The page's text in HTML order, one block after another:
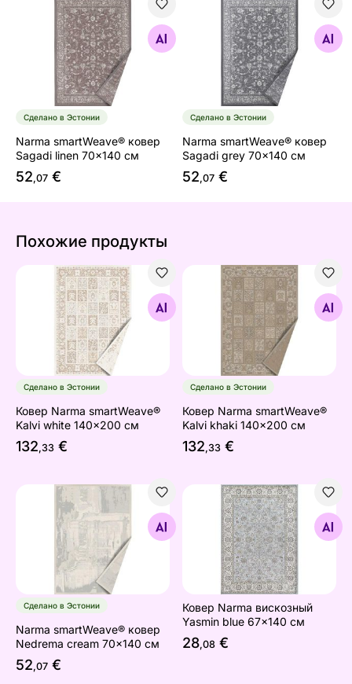
Narma smartWeave® ковер Sagadi linen 70x140 см
Найдите похожие
Сделано в Эстонии
Narma smartWeave® ковер
Sagadi linen 70x140 см
52,07 €
Narma smartWeave®
Найдите похожие
Сделано в Эстонии
Narma smartWeave® ковер
Sagadi grey 70x140 см
52,07 €
Похожие продукты
Ковер Narma smartWeave® Kalvi white 140x200 см
Найдите похожие
Сделано в Эстонии
Ковер Narma smartWeave®
Kalvi white 140x200 см
132,33 €
Ковер Narma
Найдите похожие
Сделано в Эстонии
Ковер Narma smartWeave®
Kalvi khaki 140x200 см
132,33 €
Narma smartWeave® ковер Nedrema cream 70x140 см
Найдите похожие
Сделано в Эстонии
Narma smartWeave® ковер
Nedrema cream 70x140 см
52,07 €
Ковер Narma вискозный
Найдите похожие
Ковер Narma вискозный
Yasmin blue 67x140 см
28,08 €